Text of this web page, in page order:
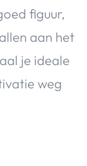
figuur,
aan het
je ideale
weg